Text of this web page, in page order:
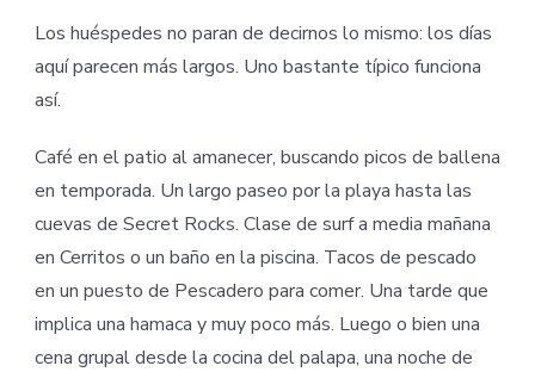
Los huéspedes no paran de decirnos lo mismo: los días
aquí parecen más largos. Uno bastante típico funciona
así.
Café en el patio al amanecer, buscando picos de ballena
en temporada. Un largo paseo por la playa hasta las
cuevas de Secret Rocks. Clase de surf a media mañana
en Cerritos o un baño en la piscina. Tacos de pescado
en un puesto de Pescadero para comer. Una tarde que
implica una hamaca y muy poco más. Luego o bien una
cena grupal desde la cocina del palapa, una noche de